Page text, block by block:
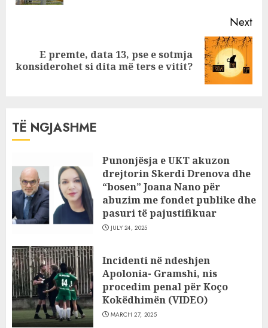
Next
Next
post:
E premte, data 13, pse e sotmja
konsiderohet si dita më ters e vitit?
TË NGJASHME
Punonjësja e UKT akuzon
drejtorin Skerdi Drenova dhe
“bosen” Joana Nano për
abuzim me fondet publike dhe
pasuri të pajustifikuar
JULY 24, 2025
Incidenti në ndeshjen
Apolonia- Gramshi, nis
procedim penal për Koço
Kokëdhimën (VIDEO)
MARCH 27, 2025